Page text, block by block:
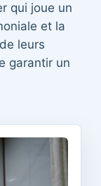
qui joue un
et la
leurs
garantir un